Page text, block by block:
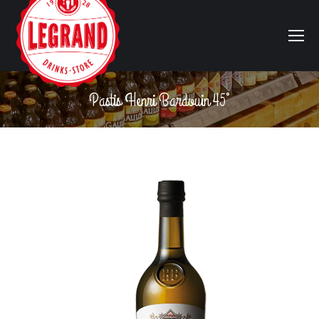
Pastis Henri Bardouin 45°
Vous êtes ici :